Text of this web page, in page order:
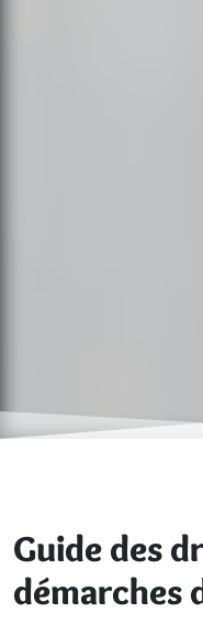
Guide des
démarches